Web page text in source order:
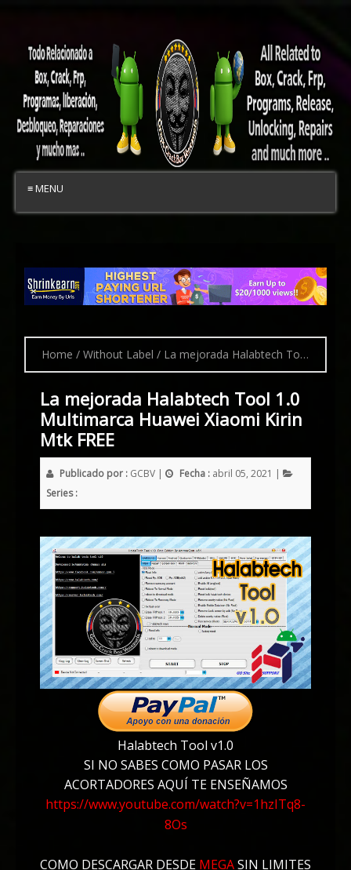
≡ MENU
Home / Without Label / La mejorada Halabtech Tool 1.0 Multimarca Huawei Xiaomi Kirin Mtk FREE
La mejorada Halabtech Tool 1.0
Multimarca Huawei Xiaomi Kirin
Mtk FREE
Publicado por : GCBV | Fecha : abril 05, 2021 |
Series :
Halabtech Tool v1.0
SI NO SABES COMO PASAR LOS
ACORTADORES AQUÍ TE ENSEÑAMOS
https://www.youtube.com/watch?v=1hzITq8-
8Os
COMO DESCARGAR DESDE MEGASIN LIMITES